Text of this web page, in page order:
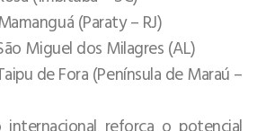
(Paraty – RJ)
Miguel dos Milagres (AL)
de Fora (Península de Maraú –
internacional reforça o potencial